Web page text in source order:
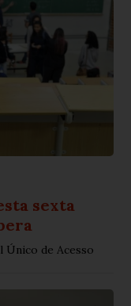
sexta
de Acesso